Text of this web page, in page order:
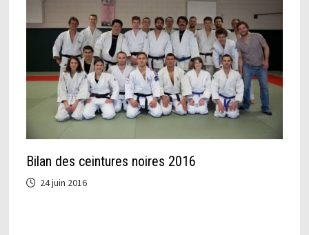
Bilan des ceintures noires 2016
24 juin 2016